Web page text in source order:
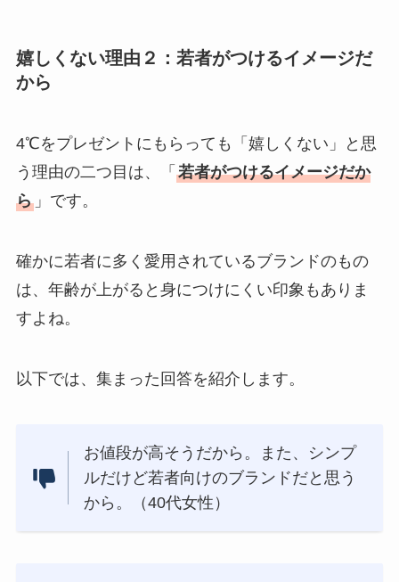
嬉しくない理由２：若者がつけるイメージだ
から
4℃をプレゼントにもらっても「嬉しくない」と思
う理由の二つ目は、「 若者がつけるイメージだか
ら」です。
確かに若者に多く愛用されているブランドのもの
は、年齢が上がると身につけにくい印象もありま
すよね。
以下では、集まった回答を紹介します。
お値段が高そうだから。また、シンプ
ルだけど若者向けのブランドだと思う
から。（40代女性）